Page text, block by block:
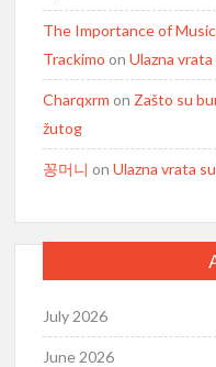
The Importance of
Trackimo onUlazna
Charqxrm on Zašto su
žutog
꽁머니 onUlazna vrata
July 2026
June 2026